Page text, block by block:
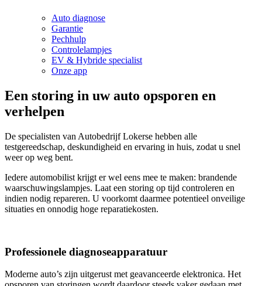
Auto diagnose
Garantie
Pechhulp
Controlelampjes
EV & Hybride specialist
Onze app
Een storing in uw auto opsporen en
verhelpen
De specialisten van Autobedrijf Lokerse hebben alle
testgereedschap, deskundigheid en ervaring in huis, zodat u snel
weer op weg bent.
Iedere automobilist krijgt er wel eens mee te maken: brandende
waarschuwingslampjes. Laat een storing op tijd controleren en
indien nodig repareren. U voorkomt daarmee potentieel onveilige
situaties en onnodig hoge reparatiekosten.
Professionele diagnoseapparatuur
Moderne auto’s zijn uitgerust met geavanceerde elektronica. Het